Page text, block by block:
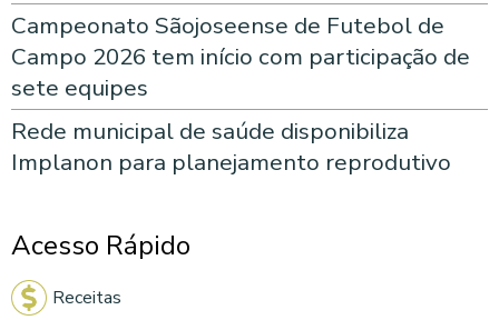
Campeonato Sãojoseense de Futebol de
Campo 2026 tem início com participação de
sete equipes
Rede municipal de saúde disponibiliza
Implanon para planejamento reprodutivo
Acesso Rápido
Receitas